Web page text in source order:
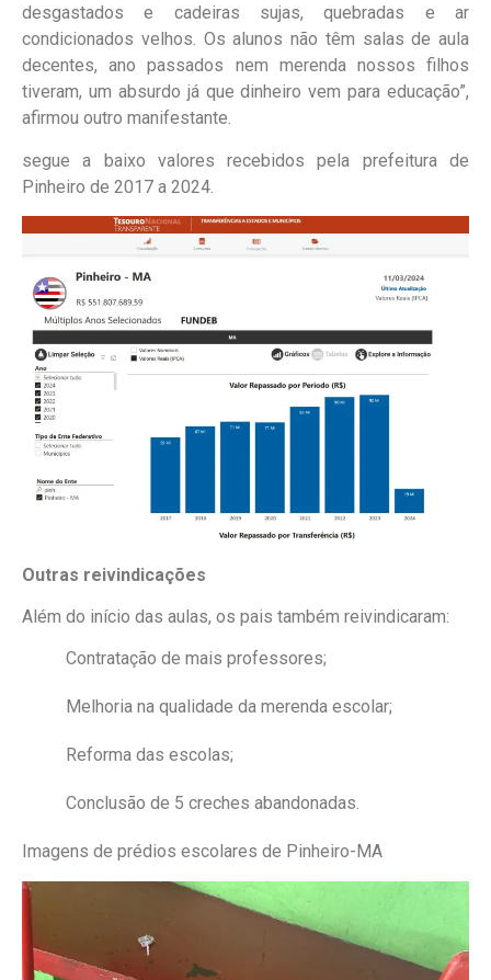
desgastados e cadeiras sujas, quebradas e ar
condicionados velhos. Os alunos não têm salas de aula
decentes, ano passados nem merenda nossos filhos
tiveram, um absurdo já que dinheiro vem para educação”,
afirmou outro manifestante.
segue a baixo valores recebidos pela prefeitura de
Pinheiro de 2017 a 2024.
Outras reivindicações
Além do início das aulas, os pais também reivindicaram:
Contratação de mais professores;
Melhoria na qualidade da merenda escolar;
Reforma das escolas;
Conclusão de 5 creches abandonadas.
Imagens de prédios escolares de Pinheiro-MA